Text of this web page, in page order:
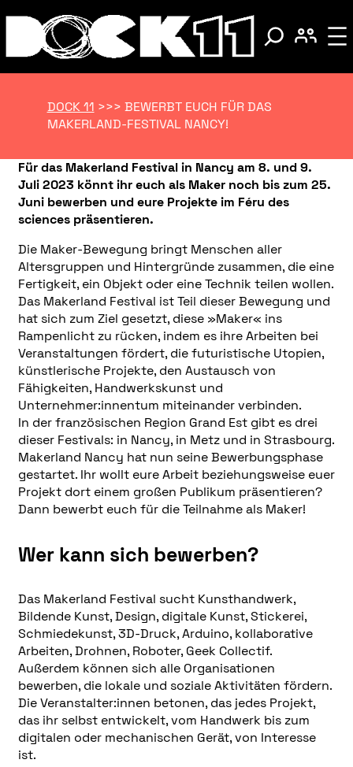
DOCK 11 >>> BEWERBT EUCH FÜR DAS
MAKERLAND-FESTIVAL NANCY!
Für das Makerland Festival in Nancy am 8. und 9.
Juli 2023 könnt ihr euch als Maker noch bis zum 25.
Juni bewerben und eure Projekte im Féru des
sciences präsentieren.
Die Maker-Bewegung bringt Menschen aller
Altersgruppen und Hintergründe zusammen, die eine
Fertigkeit, ein Objekt oder eine Technik teilen wollen.
Das Makerland Festival ist Teil dieser Bewegung und
hat sich zum Ziel gesetzt, diese »Maker« ins
Rampenlicht zu rücken, indem es ihre Arbeiten bei
Veranstaltungen fördert, die futuristische Utopien,
künstlerische Projekte, den Austausch von
Fähigkeiten, Handwerkskunst und
Unternehmer:innentum miteinander verbinden.
In der französischen Region Grand Est gibt es drei
dieser Festivals: in Nancy, in Metz und in Strasbourg.
Makerland Nancy hat nun seine Bewerbungsphase
gestartet. Ihr wollt eure Arbeit beziehungsweise euer
Projekt dort einem großen Publikum präsentieren?
Dann bewerbt euch für die Teilnahme als Maker!
Wer kann sich bewerben?
Das Makerland Festival sucht Kunsthandwerk,
Bildende Kunst, Design, digitale Kunst, Stickerei,
Schmiedekunst, 3D-Druck, Arduino, kollaborative
Arbeiten, Drohnen, Roboter, Geek Collectif.
Außerdem können sich alle Organisationen
bewerben, die lokale und soziale Aktivitäten fördern.
Die Veranstalter:innen betonen, das jedes Projekt,
das ihr selbst entwickelt, vom Handwerk bis zum
digitalen oder mechanischen Gerät, von Interesse
ist.